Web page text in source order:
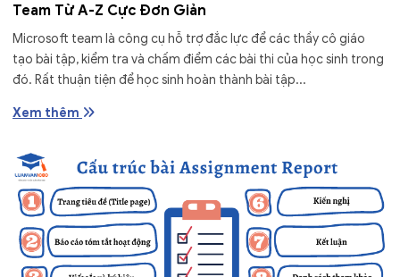
Team Từ A-Z Cực Đơn Giản
Microsoft team là công cụ hỗ trợ đắc lực để các thầy cô giáo
tạo bài tập, kiểm tra và chấm điểm các bài thi của học sinh trong
đó. Rất thuận tiện để học sinh hoàn thành bài tập...
Xem thêm